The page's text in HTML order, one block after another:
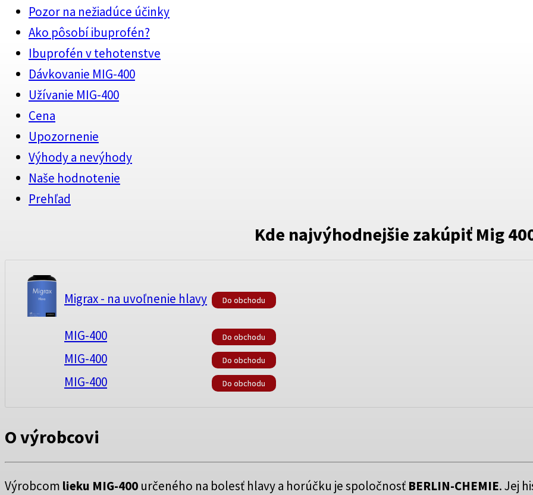
Pozor na nežiadúce účinky
Ako pôsobí ibuprofén?
Ibuprofén v tehotenstve
Dávkovanie MIG-400
Užívanie MIG-400
Cena
Upozornenie
Výhody a nevýhody
Naše hodnotenie
Prehľad
Kde najvýhodnejšie zakúpiť Mig
Migrax - na uvoľnenie hlavy Do obchodu
MIG-400 Do obchodu
MIG-400 Do obchodu
MIG-400 Do obchodu
O výrobcovi
Výrobcom lieku MIG-400 určeného na bolesť hlavy a horúčku je spoločnosť BERLIN-CHEMIE. Jej